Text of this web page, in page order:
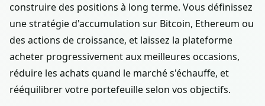
construire des positions à long terme. Vous définissez
une stratégie d'accumulation sur Bitcoin, Ethereum ou
des actions de croissance, et laissez la plateforme
acheter progressivement aux meilleures occasions,
réduire les achats quand le marché s'échauffe, et
rééquilibrer votre portefeuille selon vos objectifs.